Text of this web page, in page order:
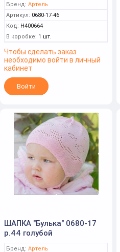
Бренд: Артель
Артикул: 0680-17-46
Код: Н400664
В коробке: 1 шт.
Чтобы сделать заказ
необходимо войти в личный
кабинет
Войти
ШАПКА "Булька" 0680-17
р.44 голубой
Бренд: Артель